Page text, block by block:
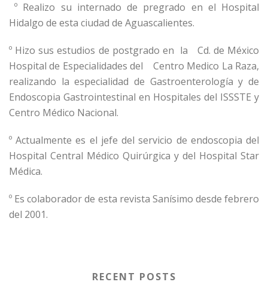
º Realizo su internado de pregrado en el Hospital
Hidalgo de esta ciudad de Aguascalientes.
º Hizo sus estudios de postgrado en la Cd. de México
Hospital de Especialidades del Centro Medico La Raza,
realizando la especialidad de Gastroenterología y de
Endoscopia Gastrointestinal en Hospitales del ISSSTE y
Centro Médico Nacional.
º Actualmente es el jefe del servicio de endoscopia del
Hospital Central Médico Quirúrgica y del Hospital Star
Médica.
º Es colaborador de esta revista Sanísimo desde febrero
del 2001.
RECENT POSTS